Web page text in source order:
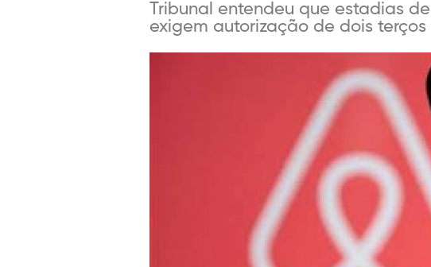
Tribunal entendeu que estadias
exigem autorização de dois